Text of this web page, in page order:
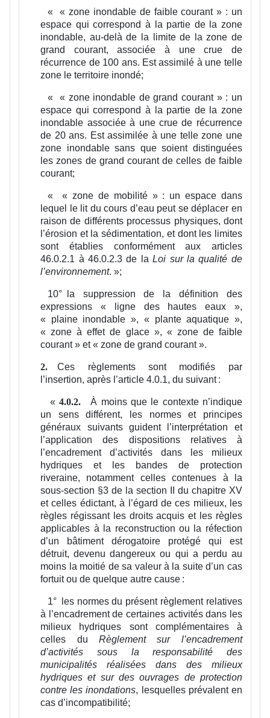
« « zone inondable de faible courant » : un
espace qui correspond à la partie de la zone
inondable, au-delà de la limite de la zone de
grand courant, associée à une crue de
récurrence de 100 ans. Est assimilé à une telle
zone le territoire inondé;
« « zone inondable de grand courant » : un
espace qui correspond à la partie de la zone
inondable associée à une crue de récurrence
de 20 ans. Est assimilée à une telle zone une
zone inondable sans que soient distinguées
les zones de grand courant de celles de faible
courant;
« « zone de mobilité » : un espace dans
lequel le lit du cours d’eau peut se déplacer en
raison de différents processus physiques, dont
l’érosion et la sédimentation, et dont les limites
sont établies conformément aux articles
46.0.2.1 à 46.0.2.3 de laLoi sur la qualité de
l’environnement. »;
10°
la suppression de la définition des
expressions « ligne des hautes eaux »,
« plaine inondable », « plante aquatique »,
« zone à effet de glace », « zone de faible
courant » et « zone de grand courant ».
2.
Ces règlements sont modifiés par
l’insertion, après l’article 4.0.1, du suivant :
«4.0.2.
À moins que le contexte n’indique
un sens différent, les normes et principes
généraux suivants guident l’interprétation et
l’application des dispositions relatives à
l’encadrement d’activités dans les milieux
hydriques et les bandes de protection
riveraine, notamment celles contenues à la
sous-section §3 de la section II du chapitre XV
et celles édictant, à l’égard de ces milieux, les
règles régissant les droits acquis et les règles
applicables à la reconstruction ou la réfection
d’un bâtiment dérogatoire protégé qui est
détruit, devenu dangereux ou qui a perdu au
moins la moitié de sa valeur à la suite d’un cas
fortuit ou de quelque autre cause :
1°
les normes du présent règlement relatives
à l’encadrement de certaines activités dans les
milieux hydriques sont complémentaires à
celles du Règlement sur l’encadrement
d’activités sous la responsabilité des
municipalités réalisées dans des milieux
hydriques et sur des ouvrages de protection
contre les inondations, lesquelles prévalent en
cas d’incompatibilité;